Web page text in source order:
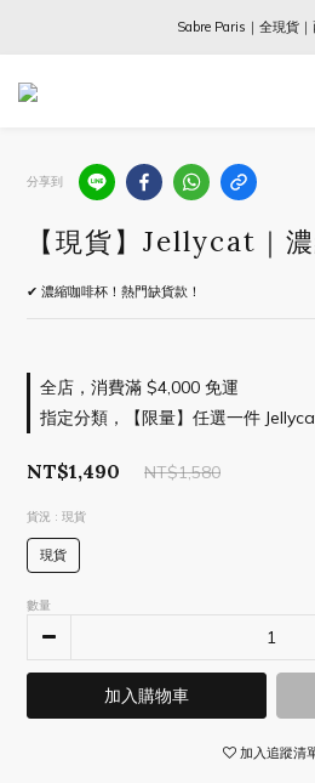
Ogata x 坂本龍一 ｜大
Sabre Paris｜全現貨
Ogata x 坂本龍一 ｜大
分享到
【現貨】Jellycat｜
✔ 濃縮咖啡杯！熱門缺貨款！
全店，消費滿 $4,000 免運
指定分類，【限量】任選一件
NT$1,490 NT$1,580
貨況 : 現貨
現貨
數量
加入購物車
加入追蹤清